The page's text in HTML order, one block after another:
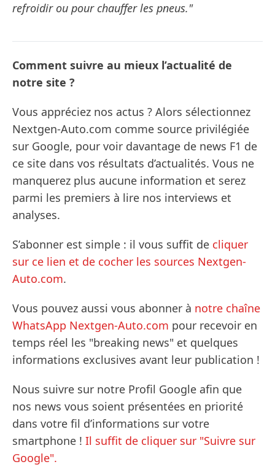
refroidir ou pour chauffer les pneus."
Comment suivre au mieux l’actualité de
notre site ?
Vous appréciez nos actus ? Alors sélectionnez
Nextgen-Auto.com comme source privilégiée
sur Google, pour voir davantage de news F1 de
ce site dans vos résultats d’actualités. Vous ne
manquerez plus aucune information et serez
parmi les premiers à lire nos interviews et
analyses.
S’abonner est simple : il vous suffit de cliquer
sur ce lien et de cocher les sources Nextgen-
Auto.com.
Vous pouvez aussi vous abonner à notre chaîne
WhatsApp Nextgen-Auto.com pour recevoir en
temps réel les "breaking news" et quelques
informations exclusives avant leur publication !
Nous suivre sur notre Profil Google afin que
nos news vous soient présentées en priorité
dans votre fil d’informations sur votre
smartphone ! Il suffit de cliquer sur "Suivre sur
Google".